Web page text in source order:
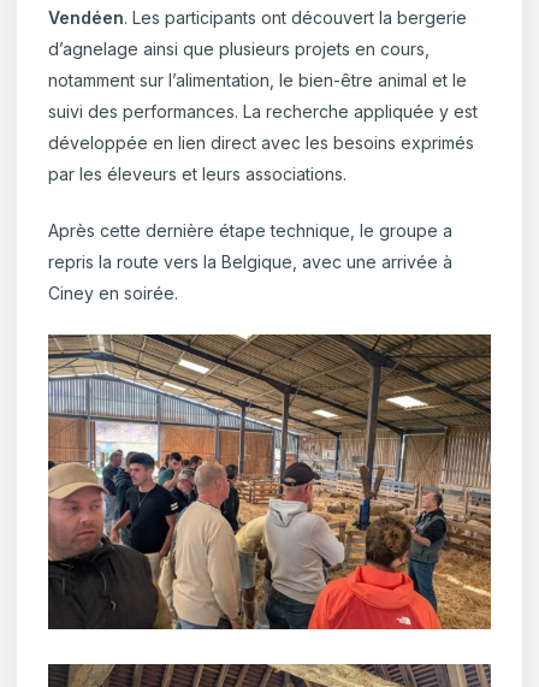
Vendéen. Les participants ont découvert la bergerie
d’agnelage ainsi que plusieurs projets en cours,
notamment sur l’alimentation, le bien-être animal et le
suivi des performances. La recherche appliquée y est
développée en lien direct avec les besoins exprimés
par les éleveurs et leurs associations.
Après cette dernière étape technique, le groupe a
repris la route vers la Belgique, avec une arrivée à
Ciney en soirée.